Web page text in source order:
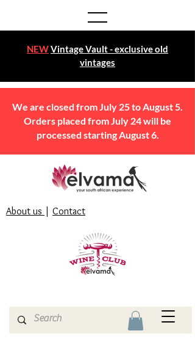
NEWVintage Vault - exclusive old
vintages
About us | Contact
We are closed from July 25 to August 5.
Orders placed from July 24 will be
processed starting August 6.